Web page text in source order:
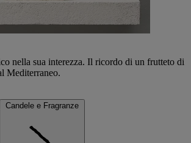
nella sua interezza. Il ricordo di un frutteto di
Mediterraneo.
Candele e Fragranze